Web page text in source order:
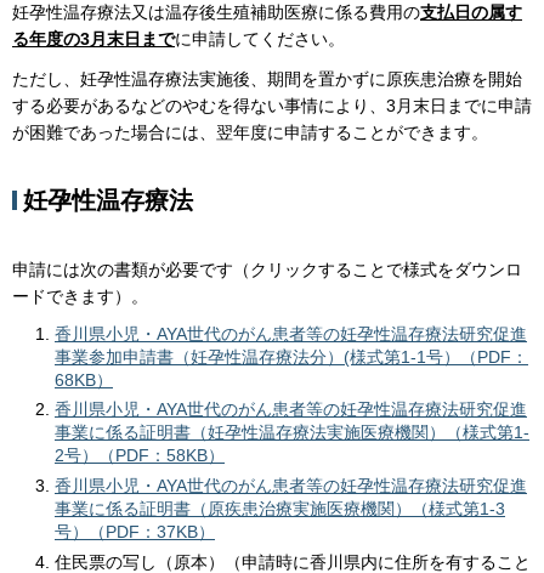
妊孕性温存療法又は温存後生殖補助医療に係る費用の支払日の属す
る年度の3月末日までに申請してください。
ただし、妊孕性温存療法実施後、期間を置かずに原疾患治療を開始
する必要があるなどのやむを得ない事情により、3月末日までに申請
が困難であった場合には、翌年度に申請することができます。
妊孕性温存療法
申請には次の書類が必要です（クリックすることで様式をダウンロ
ードできます）。
香川県小児・AYA世代のがん患者等の妊孕性温存療法研究促進
事業参加申請書（妊孕性温存療法分）(様式第1-1号）（PDF：
68KB）
香川県小児・AYA世代のがん患者等の妊孕性温存療法研究促進
事業に係る証明書（妊孕性温存療法実施医療機関）（様式第1-
2号）（PDF：58KB）
香川県小児・AYA世代のがん患者等の妊孕性温存療法研究促進
事業に係る証明書（原疾患治療実施医療機関）（様式第1-3
号）（PDF：37KB）
住民票の写し（原本）（申請時に香川県内に住所を有すること